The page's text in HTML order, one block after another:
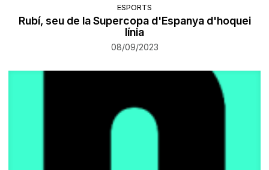
ESPORTS
Rubí, seu de la Supercopa d'Espanya d'hoquei
línia
08/09/2023